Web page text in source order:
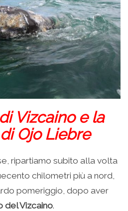
Vizcaino e la
Ojo Liebre
ripartiamo subito alla volta
chilometri più a nord,
pomeriggio, dopo aver
del Vizcaino.